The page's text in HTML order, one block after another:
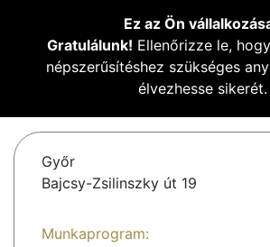
Ez az Ön
Gratulálunk! Ellenőrizze le,
népszerűsítéshez szükséges
élvezhesse sikerét.
Győr
Bajcsy-Zsilinszky út 19
Munkaprogram: